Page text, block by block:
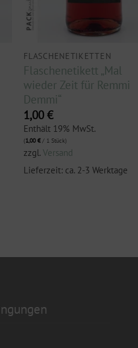
FLASCHENETIKETTEN
Flaschenetikett „Mal
wieder Zeit für Remmi
Demmi“
1,00€
Enthält 19% MwSt.
(1,00€/ 1 Stück)
zzgl.Versand
Lieferzeit: ca. 2-3 Werktage